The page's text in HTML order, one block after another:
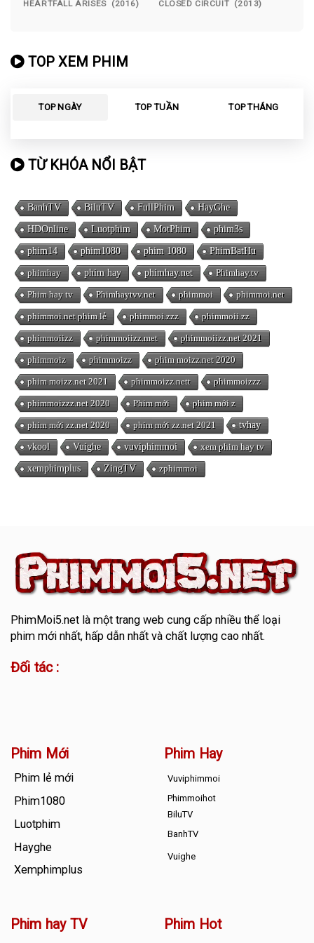
HEARTFALL ARISES (2016) CLOSED CIRCUIT (2013)
TOP XEM PHIM
TOP NGÀY TOP TUẦN TOP THÁNG
TỪ KHÓA NỔI BẬT
BanhTV BiluTV FullPhim HayGhe
HDOnline Luotphim MotPhim phim3s
phim14 phim1080 phim 1080 PhimBatHu
phimhay phim hay phimhay.net Phimhay.tv
Phim hay tv Phimhaytvv.net phimmoi phimmoi.net
phimmoi.net phim lẻ phimmoi.zzz phimmoii.zz
phimmoiizz phimmoiizz.met phimmoiizz.net 2021
phimmoiz phimmoizz phim moizz.net 2020
phim moizz.net 2021 phimmoizz.nett phimmoizzz
phimmoizzz.net 2020 Phim mới phim mới z
phim mới zz.net 2020 phim mới zz.net 2021 tvhay
vkool Vuighe vuviphimmoi xem phim hay tv
xemphimplus ZingTV zphimmoi
PhimMoi5.netlà một trang web cung cấp nhiều thể loại
phim mới nhất, hấp dẫn nhất và chất lượng cao nhất.
Đối tác :
Phim Mới
Phim lẻ mới
Phim1080
Luotphim
Hayghe
Xemphimplus
Phim Hay
Vuviphimmoi
Phimmoihot
BiluTV
BanhTV
Vuighe
Phim hay TV Phim Hot